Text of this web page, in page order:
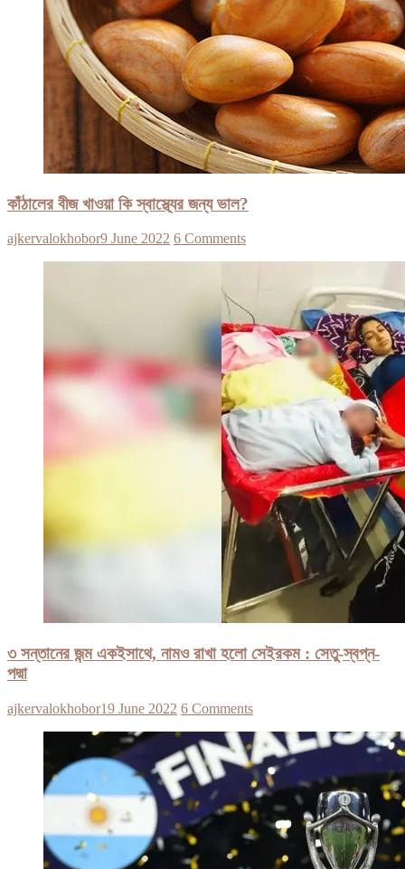
কাঁঠালের বীজ খাওয়া কি স্বাস্থ্যের জন্য ভাল?
ajkervalokhobor9 June 2022 6 Comments
৩ সন্তানের জন্ম একইসাথে, নামও রাখা হলো সেইরকম : সেতু-স্বপ্ন-
পদ্মা
ajkervalokhobor19 June 2022 6 Comments